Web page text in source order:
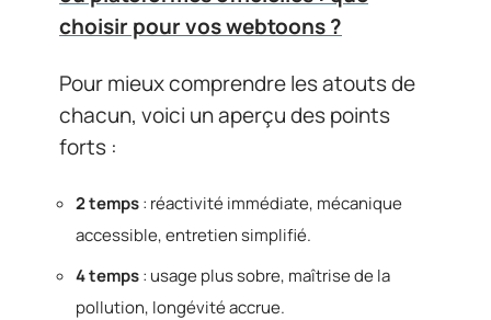
choisir pour vos webtoons ?
Pour mieux comprendre les atouts de
chacun, voici un aperçu des points
forts :
2 temps: réactivité immédiate, mécanique
accessible, entretien simplifié.
4 temps: usage plus sobre, maîtrise de la
pollution, longévité accrue.